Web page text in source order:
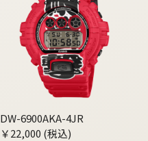
DW-6900AKA-4JR
￥22,000 (税込)